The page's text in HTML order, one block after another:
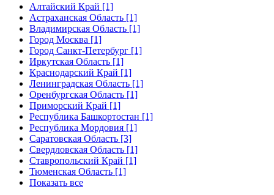
Алтайский Край [1]
Астраханская Область [1]
Владимирская Область [1]
Город Москва [1]
Город Санкт-Петербург [1]
Иркутская Область [1]
Краснодарский Край [1]
Ленинградская Область [1]
Оренбургская Область [1]
Приморский Край [1]
Республика Башкортостан [1]
Республика Мордовия [1]
Саратовская Область [3]
Свердловская Область [1]
Ставропольский Край [1]
Тюменская Область [1]
Показать все